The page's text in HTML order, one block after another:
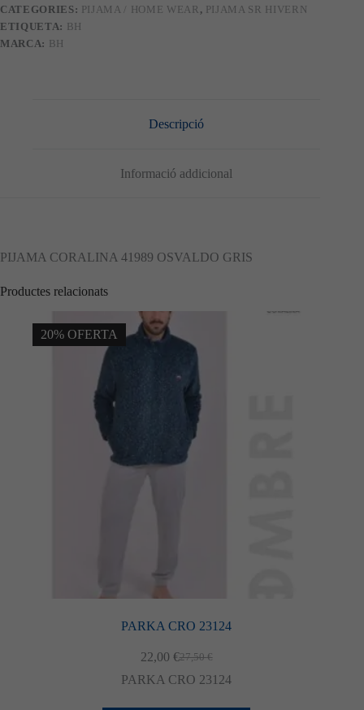
CATEGORIES: PIJAMA / HOME WEAR , PIJAMA SR HIVERN
ETIQUETA: BH
MARCA: BH
Descripció
Informació addicional
PIJAMA CORALINA 41989 OSVALDO GRIS
Productes relacionats
20% OFERTA
PARKA CRO 23124
27,50€
El
preu
era:
22,00 €El
preu
és:
PARKA CRO 23124